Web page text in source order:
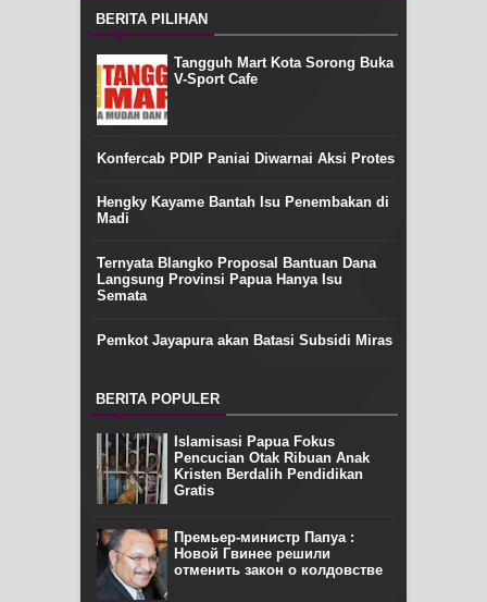
BERITA PILIHAN
Tangguh Mart Kota Sorong Buka
V-Sport Cafe
Konfercab PDIP Paniai Diwarnai Aksi Protes
Hengky Kayame Bantah Isu Penembakan di
Madi
Ternyata Blangko Proposal Bantuan Dana
Langsung Provinsi Papua Hanya Isu
Semata
Pemkot Jayapura akan Batasi Subsidi Miras
BERITA POPULER
Islamisasi Papua Fokus
Pencucian Otak Ribuan Anak
Kristen Berdalih Pendidikan
Gratis
Премьер-министр Папуа :
Новой Гвинее решили
отменить закон о колдовстве